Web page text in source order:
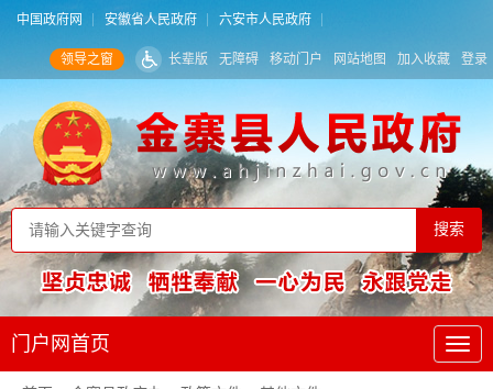
中国政府网 安徽省人民政府 六安市人民政府
领导之窗 长辈版 无障碍 移动门户 网站地图 加入收藏 登录
门户网首页